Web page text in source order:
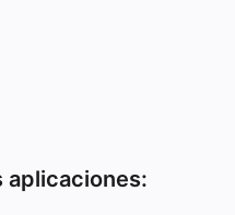
aplicaciones: